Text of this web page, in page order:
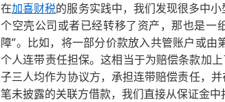
在加喜财税的服务实践中，我们发现很多中小
个空壳公司或者已经转移了资产，那也是一
障”。比如，将一部分价款放入共管账户或
个人连带责任担保。这相当于为赔偿条款加
子三人均作为协议方，承担连带赔偿责任，
笔未披露的关联方借款，我们直接从保证金